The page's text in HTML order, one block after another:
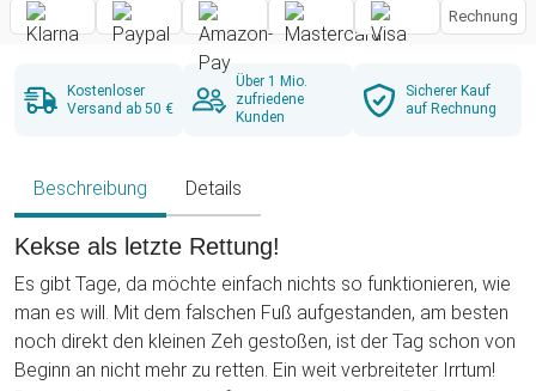
Rechnung
Kostenloser
Versand ab 50 €
Über 1 Mio.
zufriedene
Kunden
Sicherer Kauf
auf Rechnung
Beschreibung Details
Kekse als letzte Rettung!
Es gibt Tage, da möchte einfach nichts so funktionieren, wie
man es will. Mit dem falschen Fuß aufgestanden, am besten
noch direkt den kleinen Zeh gestoßen, ist der Tag schon von
Beginn an nicht mehr zu retten. Ein weit verbreiteter Irrtum!